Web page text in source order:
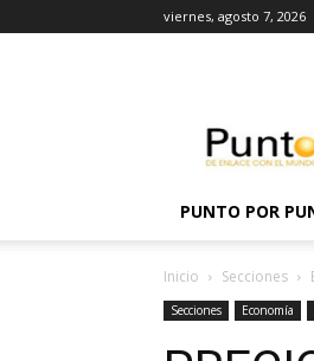
viernes, agosto 7, 2026
PUNTO POR
Inicio Secciones
Secciones Economía